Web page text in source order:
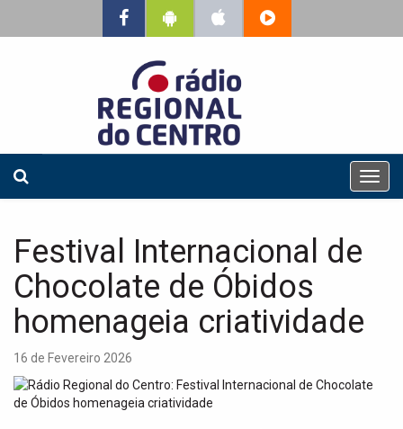
T
o
a
Festival Internacional de
Chocolate de Óbidos
homenageia criatividade
16 de Fevereiro 2026